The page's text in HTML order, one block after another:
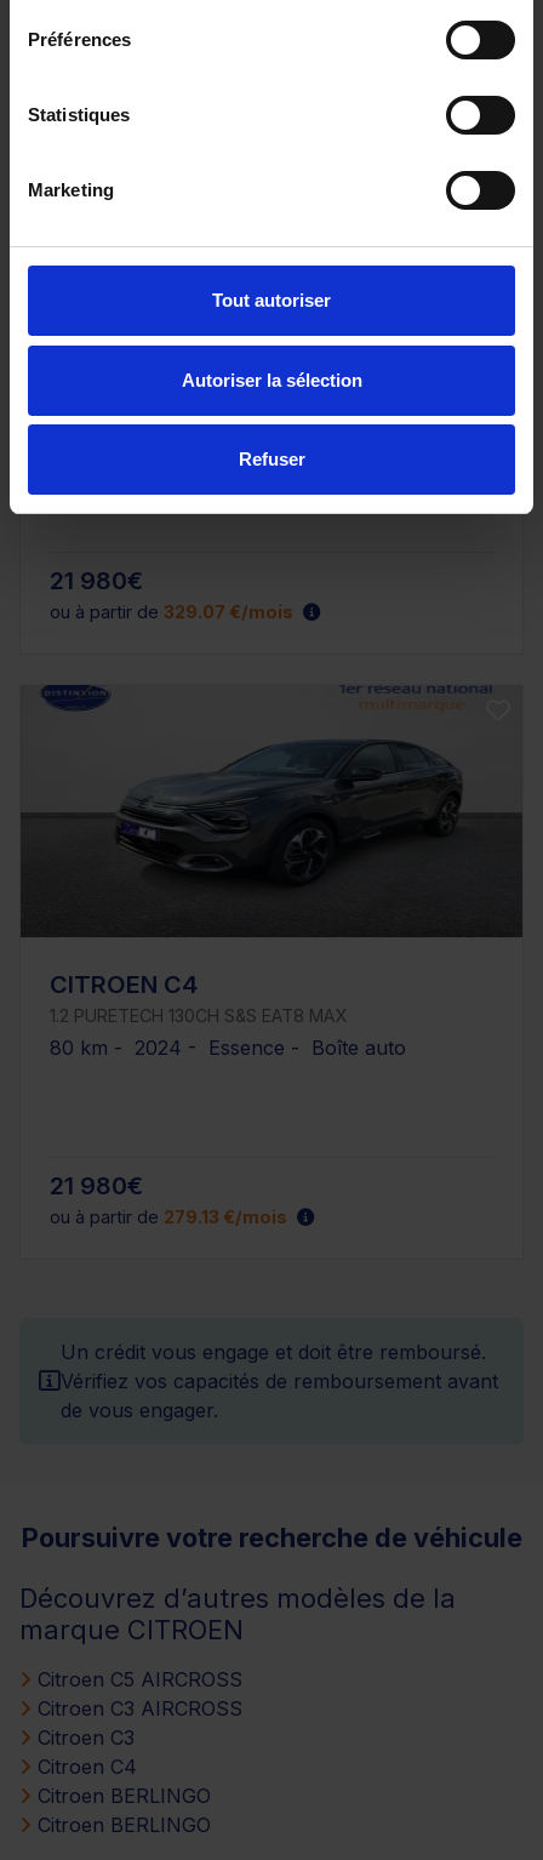
Préférences
Statistiques
Marketing
Tout autoriser
Autoriser la sélection
Refuser
CITROEN C4
1.2 PURETECH 130CH S&S EAT8 MAX
21 980€
ou à partir de 329.07 €/mois
CITROEN C4
1.2 PURETECH 130CH S&S EAT8 MAX
80 km - 2024 - Essence - Boîte auto
21 980€
ou à partir de 279.13 €/mois
Un crédit vous engage et doit être remboursé.
Vérifiez vos capacités de remboursement avant
de vous engager.
Poursuivre votre recherche de véhicule
Découvrez d’autres modèles de la
marque CITROEN
Citroen C5 AIRCROSS
Citroen C3 AIRCROSS
Citroen C3
Citroen C4
Citroen BERLINGO
Citroen BERLINGO